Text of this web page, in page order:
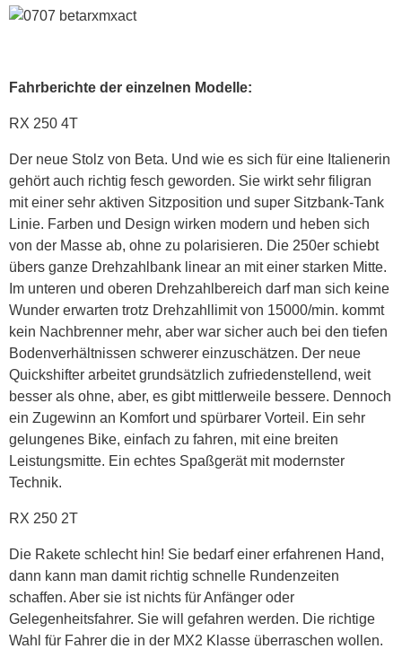
Fahrberichte der einzelnen Modelle:
RX 250 4T
Der neue Stolz von Beta. Und wie es sich für eine Italienerin
gehört auch richtig fesch geworden. Sie wirkt sehr filigran
mit einer sehr aktiven Sitzposition und super Sitzbank-Tank
Linie. Farben und Design wirken modern und heben sich
von der Masse ab, ohne zu polarisieren. Die 250er schiebt
übers ganze Drehzahlbank linear an mit einer starken Mitte.
Im unteren und oberen Drehzahlbereich darf man sich keine
Wunder erwarten trotz Drehzahllimit von 15000/min. kommt
kein Nachbrenner mehr, aber war sicher auch bei den tiefen
Bodenverhältnissen schwerer einzuschätzen. Der neue
Quickshifter arbeitet grundsätzlich zufriedenstellend, weit
besser als ohne, aber, es gibt mittlerweile bessere. Dennoch
ein Zugewinn an Komfort und spürbarer Vorteil. Ein sehr
gelungenes Bike, einfach zu fahren, mit eine breiten
Leistungsmitte. Ein echtes Spaßgerät mit modernster
Technik.
RX 250 2T
Die Rakete schlecht hin! Sie bedarf einer erfahrenen Hand,
dann kann man damit richtig schnelle Rundenzeiten
schaffen. Aber sie ist nichts für Anfänger oder
Gelegenheitsfahrer. Sie will gefahren werden. Die richtige
Wahl für Fahrer die in der MX2 Klasse überraschen wollen.